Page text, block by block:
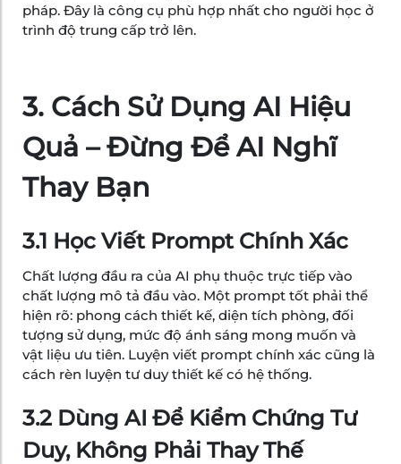
pháp. Đây là công cụ phù hợp nhất cho người học ở
trình độ trung cấp trở lên.
3. Cách Sử Dụng AI Hiệu
Quả – Đừng Để AI Nghĩ
Thay Bạn
3.1 Học Viết Prompt Chính Xác
Chất lượng đầu ra của AI phụ thuộc trực tiếp vào
chất lượng mô tả đầu vào. Một prompt tốt phải thể
hiện rõ: phong cách thiết kế, diện tích phòng, đối
tượng sử dụng, mức độ ánh sáng mong muốn và
vật liệu ưu tiên. Luyện viết prompt chính xác cũng là
cách rèn luyện tư duy thiết kế có hệ thống.
3.2 Dùng AI Để Kiểm Chứng Tư
Duy, Không Phải Thay Thế